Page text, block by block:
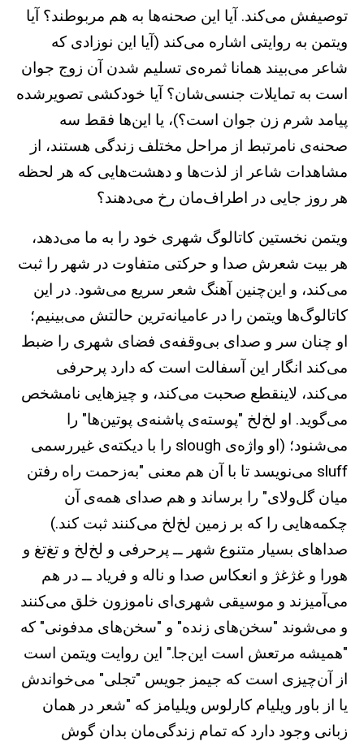
توصیفش می‌کند. آیا این صحنه‌ها به هم مربوطند؟ آیا
ویتمن به روایتی اشاره می‌کند (آیا این نوزادی که
شاعر می‌بیند همانا ثمره‌ی تسلیم شدن آن زوج جوان
است به تمایلات جنسی‌شان؟ آیا خودکشی تصویرشده
پیامد شرم زن جوان است؟)، یا این‌ها فقط سه
صحنه‌ی نامرتبط از مراحل مختلف زندگی هستند، از
مشاهدات شاعر از لذت‌ها و دهشت‌هایی که هر لحظه‌
هر روز جایی در اطراف‌مان رخ می‌دهند؟
ویتمن نخستین کاتالوگ شهری خود را به ما می‌دهد،
هر بیت شعرش صدا و حرکتی متفاوت در شهر را ثبت
می‌کند، و این‌چنین آهنگ شعر سریع می‌شود. در این
کاتالوگ‌ها ویتمن را در عامیانه‌ترین حالتش می‌بینیم؛
او چنان سر و صدای بی‌وقفه‌ی فضای شهری را ضبط
می‌کند انگار این آسفالت است که دارد پرحرفی
می‌کند، لاینقطع صحبت می‌کند، و چیزهایی نامشخص
می‌گوید. او لخ‌لخ "پوسته‌ی پاشنه‌ی پوتین‌ها" را
می‌شنود؛ (او واژه‌ی ‌‌slough را با دیکته‌ی غیررسمی
sluff می‌نویسد تا با آن هم معنی "به‌زحمت راه رفتن
میان گل‌ولای" را برساند و هم صدای همه‌ی آن
چکمه‌هایی را که بر زمین لخ‌لخ می‌کنند ثبت کند.)
صداهای بسیار متنوع شهر ــ پرحرفی و لخ‌لخ و تغ‌تغ و
هورا و غژغژ و انعکاس صدا و ناله و فریاد ــ در هم
می‌آمیزند و موسیقی شهری‌ای ناموزون خلق می‌کنند
و می‌شوند "سخن‌های زنده" و "سخن‌های مدفونی" که
"همیشه مرتعش است این‌جا." این روایت ویتمن است
از آن‌چیزی است که جیمز جویس "تجلی" می‌خواندش
یا از باور ویلیام کارلوس ویلیامز که "شعر در همان
زبانی وجود دارد که تمام زندگی‌مان بدان گوش